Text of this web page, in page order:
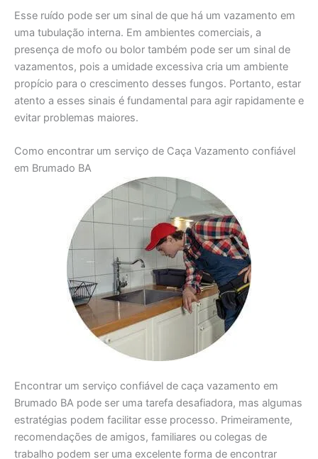
Esse ruído pode ser um sinal de que há um vazamento em
uma tubulação interna. Em ambientes comerciais, a
presença de mofo ou bolor também pode ser um sinal de
vazamentos, pois a umidade excessiva cria um ambiente
propício para o crescimento desses fungos. Portanto, estar
atento a esses sinais é fundamental para agir rapidamente e
evitar problemas maiores.
Como encontrar um serviço de Caça Vazamento confiável
em Brumado BA
Encontrar um serviço confiável de caça vazamento em
Brumado BA pode ser uma tarefa desafiadora, mas algumas
estratégias podem facilitar esse processo. Primeiramente,
recomendações de amigos, familiares ou colegas de
trabalho podem ser uma excelente forma de encontrar